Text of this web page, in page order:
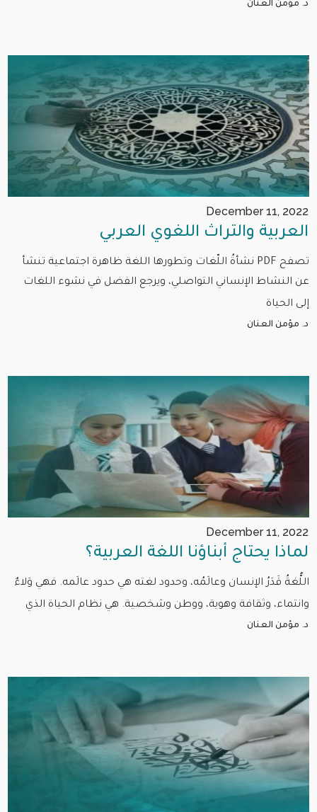
د. مؤمن العنان
December 11, 2022
العربية والتراث اللغوي العربي
تصفح PDF نشأةُ اللّغات وتطورها اللغة ظاهرة اجتماعية تنشأ
عن النشاط الإنساني التواصلي، ويرجع الفضل في نشوء اللغات
إلى الحياة
د. مؤمن العنان
December 11, 2022
لماذا يحتاج أبناؤنا اللغة العربية؟
اللُّغةُ قَدَرُ الإنسان وعالَمُه، وحدود لغته هي حدود عالَمه. فهي وَلاءٌ
وانتماء، وثقافة وهوية، ووطن وشخصية. هي نظام الحياة الذي
د. مؤمن العنان